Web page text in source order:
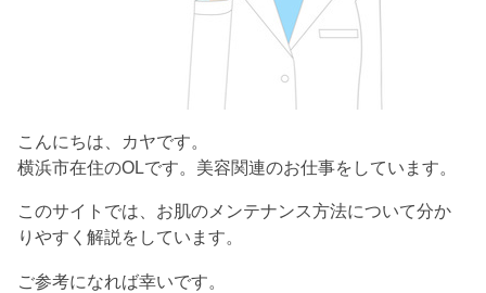
こんにちは、カヤです。
横浜市在住のOLです。美容関連のお仕事をしています。
このサイトでは、お肌のメンテナンス方法について分か
りやすく解説をしています。
ご参考になれば幸いです。